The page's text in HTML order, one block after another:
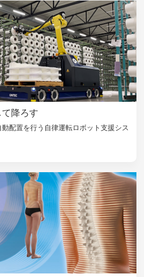
降ろす
配置を行う自律運転ロボット支援シス